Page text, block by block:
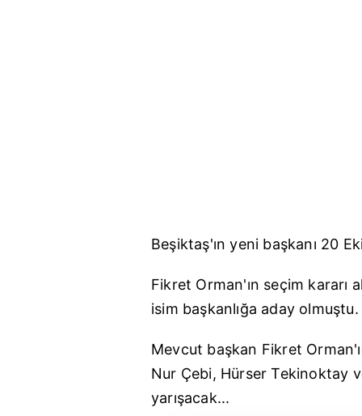
Beşiktaş'ın yeni başkanı 20
Fikret Orman'ın seçim kararı
isim başkanlığa aday olmuştu.
Mevcut başkan Fikret
Nur Çebi, Hürser Tekinoktay
yarışacak...